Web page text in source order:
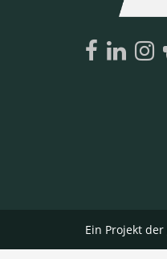
Ein Projekt der